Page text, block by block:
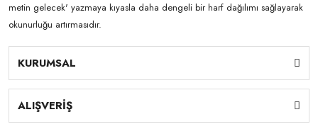
metin gelecek' yazmaya kıyasla daha dengeli bir harf dağılımı sağlayarak
okunurluğu artırmasıdır.
KURUMSAL
ALIŞVERİŞ